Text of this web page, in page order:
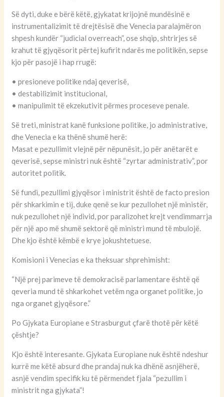
Së dyti, duke e bërë këtë, gjykatat krijojnë mundësinë e
instrumentalizimit të drejtësisë dhe Venecia paralajmëron
shpesh kundër “judicial overreach”, ose shqip, shtrirjes së
krahut të gjyqësorit përtej kufirit ndarës me politikën, sepse
kjo për pasojë i hap rrugë:
• presioneve politike ndaj qeverisë,
• destabilizimit institucional,
• manipulimit të ekzekutivit përmes proceseve penale.
Së treti, ministrat kanë funksione politike, jo administrative,
dhe Venecia e ka thënë shumë herë:
Masat e pezullimit vlejnë për nëpunësit, jo për anëtarët e
qeverisë, sepse ministri nuk është “zyrtar administrativ”, por
autoritet politik.
Së fundi, pezullimi gjyqësor i ministrit është de facto presion
për shkarkimin e tij, duke qenë se kur pezullohet një ministër,
nuk pezullohet një individ, por paralizohet krejt vendimmarrja
për një apo më shumë sektorë që ministri mund të mbulojë.
Dhe kjo është këmbë e krye jokushtetuese.
Komisioni i Venecias e ka theksuar shprehimisht:
“Një prej parimeve të demokracisë parlamentare është që
qeveria mund të shkarkohet vetëm nga organet politike, jo
nga organet gjyqësore.”
Po Gjykata Europiane e Strasburgut çfarë thotë për këtë
çështje?
Kjo është interesante. Gjykata Europiane nuk është ndeshur
kurrë me këtë absurd dhe prandaj nuk ka dhënë asnjëherë,
asnjë vendim specifik ku të përmendet fjala “pezullim i
ministrit nga gjykata”!